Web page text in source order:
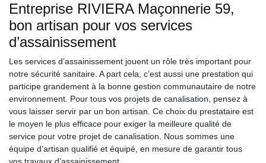
Entreprise RIVIERA Maçonnerie 59,
bon artisan pour vos services
d’assainissement
Les services d’assainissement jouent un rôle très important pour
notre sécurité sanitaire. A part cela, c’est aussi une prestation qui
participe grandement à la bonne gestion communautaire de notre
environnement. Pour tous vos projets de canalisation, pensez à
vous laisser servir par un bon artisan. Ce choix du prestataire est
le moyen le plus efficace pour exiger la meilleure qualité de
service pour votre projet de canalisation. Nous sommes une
équipe d’artisan qualifié et équipé, en mesure de garantir tous